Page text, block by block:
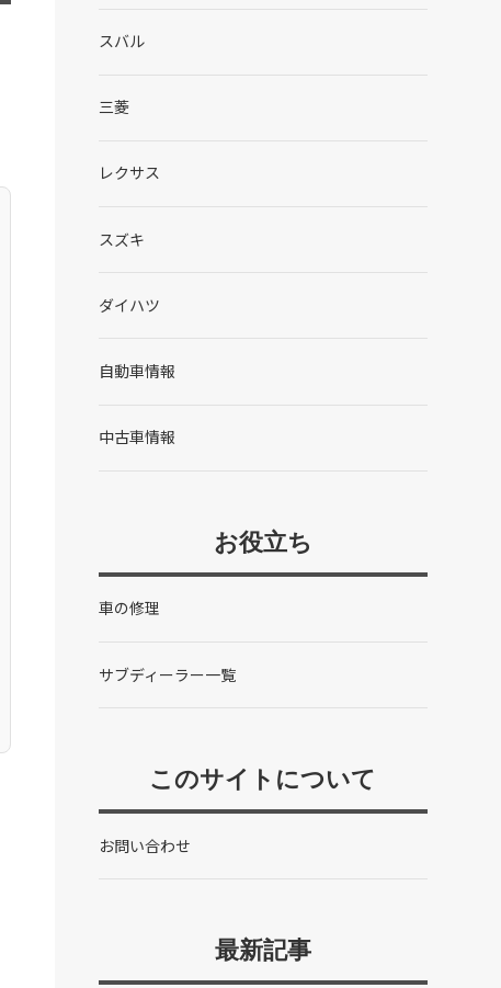
スバル
三菱
レクサス
スズキ
ダイハツ
自動車情報
中古車情報
お役立ち
車の修理
サブディーラー一覧
このサイトについて
お問い合わせ
最新記事